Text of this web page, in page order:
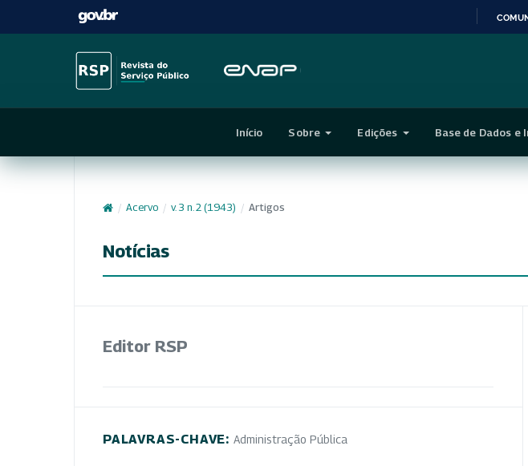
Início Sobre Edições Base de Dados e
/ Acervo / v. 3 n. 2 (1943) / Artigos
Notícias
Editor RSP
PALAVRAS-CHAVE: Administração Pública